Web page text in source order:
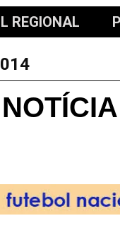
REGIONAL